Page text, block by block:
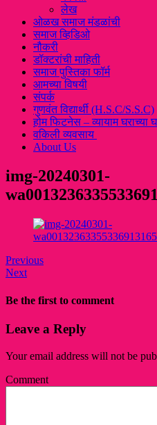
लेख
ओळख समाज मंडळांची
समाज व्हिडिओ
नौकरी
डॉक्टरांची माहिती
समाज पुस्तिका फॉर्म
आमच्या विषयी
संपर्क
गुणवंत विद्यार्थी (H.S.C/S.S.C)
होम फिटनेस – व्यायाम घराच्या
वकिली व्यवसाय
About Us
img-20240301-
Previous
Next
Be the first to comment
Leave a Reply
Your email address will not be
Comment